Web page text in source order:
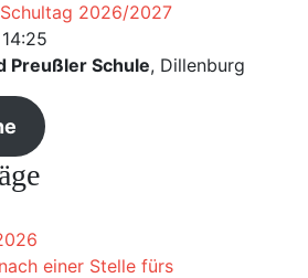
2026/2027
14:25
Preußler Schule, Dillenburg
einer Stelle fürs